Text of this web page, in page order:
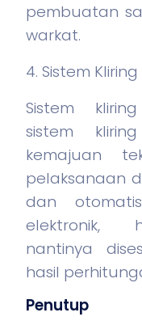
pembuatan
warkat.
4. Sistem
Sistem
sistem
kemajuan
pelaksanaan
dan
elektronik,
nantinya
hasil
Penutup